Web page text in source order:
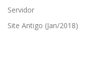
Servidor
Site Antigo (Jan/2018)